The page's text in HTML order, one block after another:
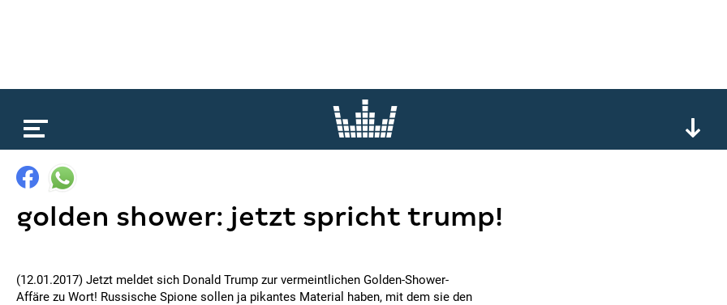
golden shower: jetzt spricht trump!
(12.01.2017) Jetzt meldet sich Donald Trump zur vermeintlichen Golden-Shower-
Affäre zu Wort! Russische Spione sollen ja pikantes Material haben, mit dem sie den